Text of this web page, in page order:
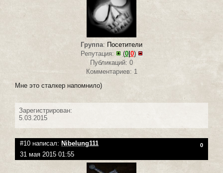
Группа: Посетители
Репутация:
(0|0)
Публикаций: 0
Комментариев: 1
Мне это сталкер напомнило)
Зарегистрирован:
5.03.2015
#10 написал: Nibelung111 0
31 мая 2015 01:55